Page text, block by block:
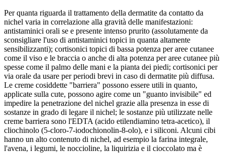
Per quanta riguarda il trattamento della dermatite da contatto da
nichel varia in correlazione alla gravità delle manifestazioni:
antistaminici orali se e presente intenso prurito (assolutamente da
sconsigliare l'uso di antistaminici topici in quanta altamente
sensibilizzanti); cortisonici topici di bassa potenza per aree cutanee
come il viso e le braccia o anche di alta potenza per aree cutanee più
spesse come il palmo delle mani e la pianta dei piedi; cortisonici per
via orale da usare per periodi brevi in caso di dermatite più diffusa.
Le creme cosiddette "barriera" possono essere utili in quanto,
applicate sulla cute, possono agire come un "guanto invisibile" ed
impedire la penetrazione del nichel grazie alla presenza in esse di
sostanze in grado di legare il nichel; le sostanze più utilizzate nelle
creme barriera sono l'EDTA (acido etilendiamino tetra-acetico), il
cliochinolo (5-cloro-7-iodochionolin-8-olo), e i sili­coni. Alcuni cibi
hanno un alto contenuto di nichel, ad esempio la farina integrale,
l'avena, i legumi, le noccioline, la liquirizia e il cioccolato ma è